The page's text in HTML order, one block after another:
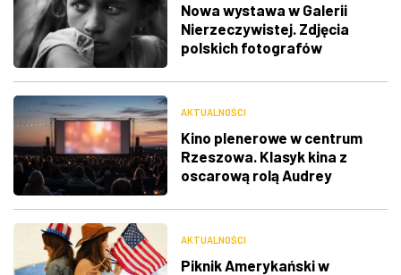
Nowa wystawa w Galerii
Nierzeczywistej. Zdjęcia
polskich fotografów
AKTUALNOŚCI
Kino plenerowe w centrum
Rzeszowa. Klasyk kina z
oscarową rolą Audrey
AKTUALNOŚCI
Piknik Amerykański w